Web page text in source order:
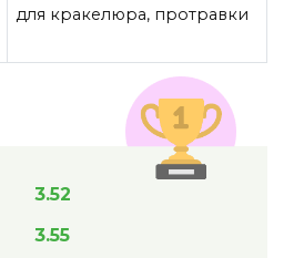
для кракелюра, протравки
3.52
3.55